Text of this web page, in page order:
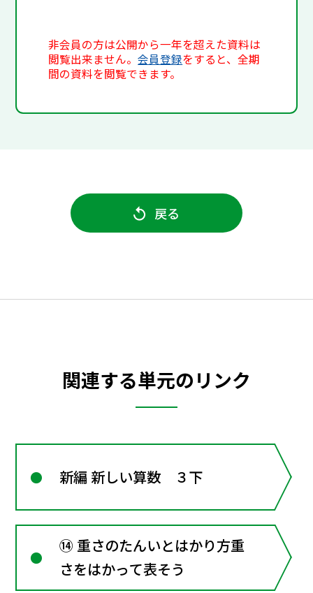
非会員の方は公開から一年を超えた資料は
閲覧出来ません。会員登録をすると、全期
間の資料を閲覧できます。
戻る
関連する単元のリンク
新編 新しい算数 ３下
⑭ 重さのたんいとはかり方重
さをはかって表そう